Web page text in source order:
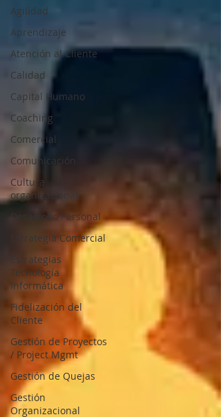
Agilidad
Aprendizaje
Atención al Cliente
Calidad
Capital Humano
Coaching
Comercial
Comunicación
Cultura
organizacional
Desarrollo Personal
Estrategia Comercial
Estrategias
Tecnología
Informática
Fidelización del
Cliente
Gestión de Proyectos
/ Project Mgmt
Gestión de Quejas
Gestión
Organizacional